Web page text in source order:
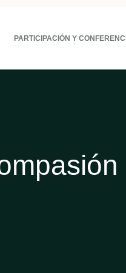
PARTICIPACIÓN Y